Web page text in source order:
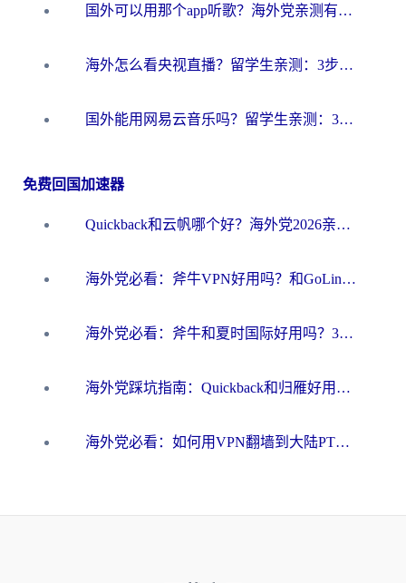
国外可以用那个app听歌？海外党亲测有效的回国加速方案，轻松听国内音乐听书
海外怎么看央视直播？留学生亲测：3步解决版权限制+追剧自由
国外能用网易云音乐吗？留学生亲测：3步解决海外听歌难题
免费回国加速器
Quickback和云帆哪个好？海外党2026亲测指南：选对加速器大陆工具，无缝刷国内剧玩国服
海外党必看：斧牛VPN好用吗？和GoLinkVPN对比哪个回国效果更好？
海外党必看：斧牛和夏时国际好用吗？3步选对回国加速器，无缝刷国内资源
海外党踩坑指南：Quickback和归雁好用吗？选对加速器才能无缝刷国内资源
海外党必看：如何用VPN翻墙到大陆PTT？一篇解决你所有回国加速痛点